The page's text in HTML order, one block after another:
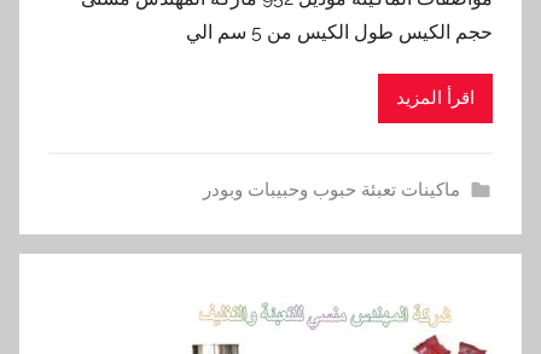
حجم الكيس طول الكيس من 5 سم الي
اقرأ المزيد
ماكينات تعبئة حبوب وحبيبات وبودر